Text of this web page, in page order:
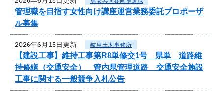
管理職を目指す女性向け講座運営業務委託プロポーザ
ル募集
2026年6月15日更新 岐阜土木事務所
【建設工事】維持工事第R8単修交1号 県単 道路維
持修繕（交通安全） 管内県管理道路 交通安全施設
工事に関する一般競争入札公告